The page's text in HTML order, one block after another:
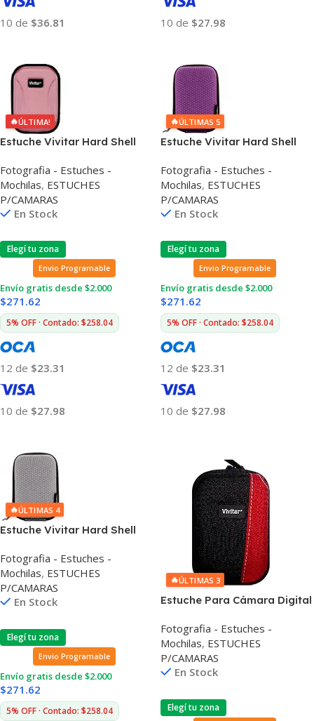
10 de $36.81 10 de $27.98
🔥ÚLTIMA!
Estuche Vivitar Hard Shell
Fotografia - Estuches -
Mochilas, ESTUCHES
P/CAMARAS
En Stock
Elegí tu zona
Envio Programable
Envío gratis desde $2.000
$271.62
5% OFF · Contado: $258.04
12 de $23.31
10 de $27.98
🔥ÚLTIMAS 5
Estuche Vivitar Hard Shell
Fotografia - Estuches -
Mochilas, ESTUCHES
P/CAMARAS
En Stock
Elegí tu zona
Envio Programable
Envío gratis desde $2.000
$271.62
5% OFF · Contado: $258.04
12 de $23.31
10 de $27.98
🔥ÚLTIMAS 4
Estuche Vivitar Hard Shell
Fotografia - Estuches -
Mochilas, ESTUCHES
P/CAMARAS
En Stock
Elegí tu zona
Envio Programable
Envío gratis desde $2.000
$271.62
5% OFF · Contado: $258.04
🔥ÚLTIMAS 3
Estuche Para Cámara Digital
Fotografia - Estuches -
Mochilas, ESTUCHES
P/CAMARAS
En Stock
Elegí tu zona